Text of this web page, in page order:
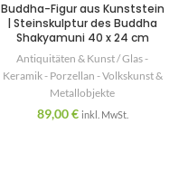
Buddha-Figur aus Kunststein
| Steinskulptur des Buddha
Shakyamuni 40 x 24 cm
Antiquitäten & Kunst / Glas -
Keramik - Porzellan - Volkskunst &
Metallobjekte
89,00€ inkl. MwSt.